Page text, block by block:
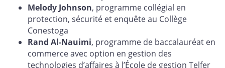
Melody Johnson, programme collégial en
protection, sécurité et enquête au Collège
Conestoga
Rand Al-Nauimi, programme de baccalauréat en
commerce avec option en gestion des
technologies d’affaires à l’École de gestion Telfer